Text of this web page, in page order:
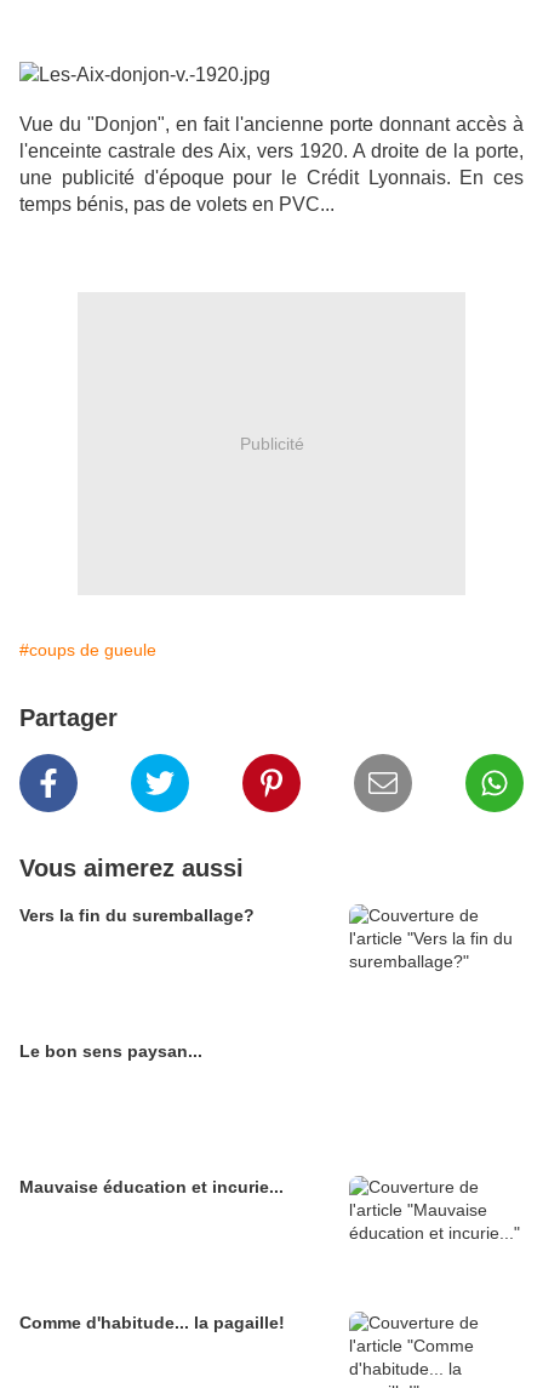
Vue du "Donjon", en fait l'ancienne porte donnant accès à
l'enceinte castrale des Aix, vers 1920. A droite de la porte,
une publicité d'époque pour le Crédit Lyonnais. En ces
temps bénis, pas de volets en PVC...
Publicité
#coups de gueule
Partager
Vous aimerez aussi
Vers la fin du suremballage?
Le bon sens paysan...
Mauvaise éducation et incurie...
Comme d'habitude... la pagaille!